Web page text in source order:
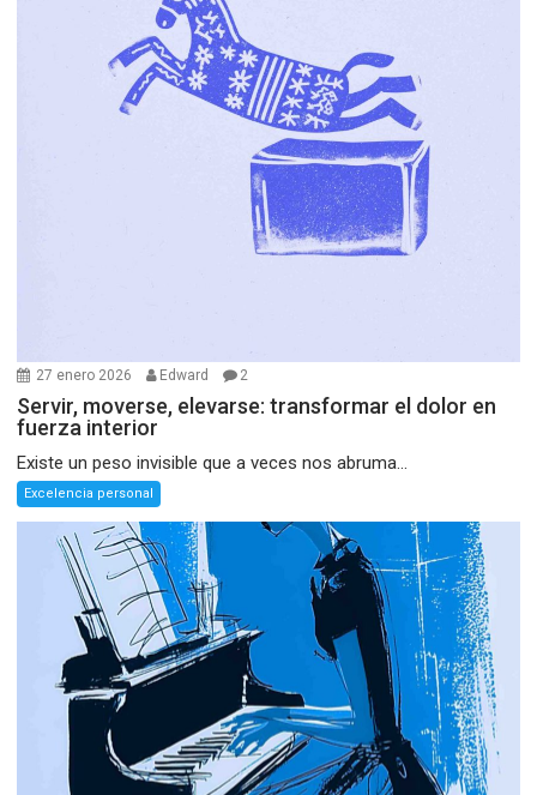
27 enero 2026 Edward 2
Servir, moverse, elevarse: transformar el dolor en
fuerza interior
Existe un peso invisible que a veces nos abruma...
Excelencia personal